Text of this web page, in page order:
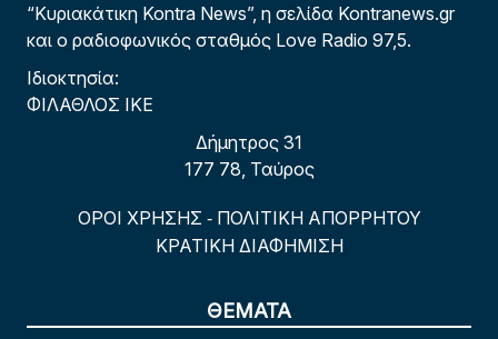
“Κυριακάτικη Kontra News”, η σελίδα Kontranews.gr
και ο ραδιοφωνικός σταθμός Love Radio 97,5.
Ιδιοκτησία:
ΦΙΛΑΘΛΟΣ ΙΚΕ
Δήμητρος 31
177 78, Ταύρος
ΟΡΟΙ ΧΡΗΣΗΣ - ΠΟΛΙΤΙΚΗ ΑΠΟΡΡΗΤΟΥ
ΚΡΑΤΙΚΗ ΔΙΑΦΗΜΙΣΗ
ΘΕΜΑΤΑ